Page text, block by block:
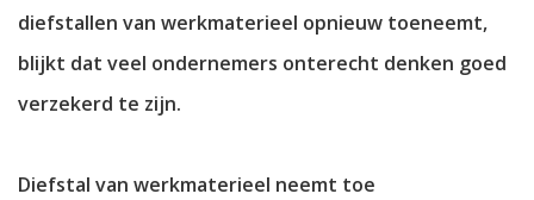
diefstallen van werkmaterieel opnieuw toeneemt,
blijkt dat veel ondernemers onterecht denken goed
verzekerd te zijn.
Diefstal van werkmaterieel neemt toe